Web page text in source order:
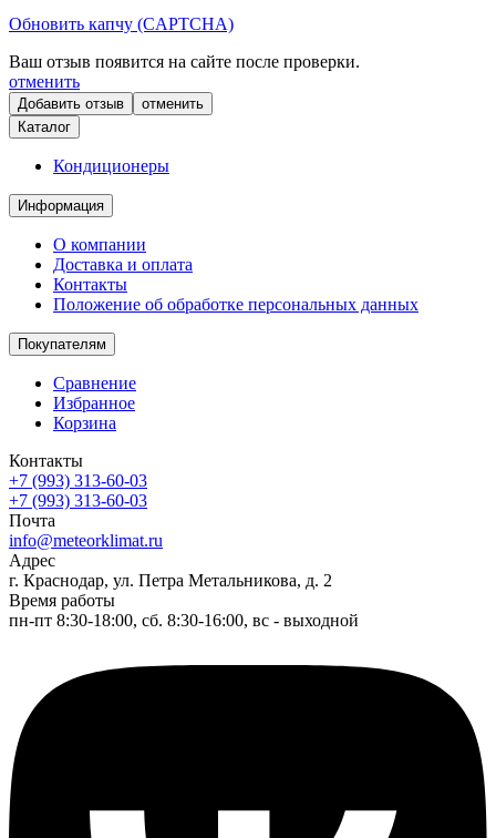
Обновить капчу (CAPTCHA)
Ваш отзыв появится на сайте после проверки.
отменить
отменить
Каталог
Кондиционеры
Информация
О компании
Доставка и оплата
Контакты
Положение об обработке персональных данных
Покупателям
Сравнение
Избранное
Корзина
Контакты
+7 (993) 313-60-03
+7 (993) 313-60-03
Почта
info@meteorklimat.ru
Адрес
г. Краснодар, ул. Петра Метальникова, д. 2
Время работы
пн-пт 8:30-18:00, сб. 8:30-16:00, вс - выходной